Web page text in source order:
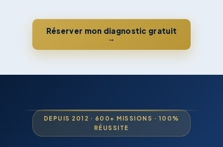
Réserver mon diagnostic gratuit
→
DEPUIS 2012 · 600+ MISSIONS · 100%
RÉUSSITE